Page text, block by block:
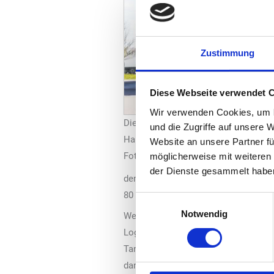
Zustimmung
Diese Webseite verwendet
Wir verwenden Cookies,
und die Zugriffe auf unsere
Website an unsere Partner
möglicherweise mit
der Dienste gesammelt
Notwendig
Die Bio-LNG-Tankstelle in Lauenau
Hannover
Foto: Christian Schwier
dem aus biologischen Abfällen und
80 LNG-Fahrzeuge im Einsatz.
Weitere fünf Tankstellen in Planung
Logistikstandorten Osterweddingen
Tankstellen in Mittenwalde und
damit eine flächendeckende